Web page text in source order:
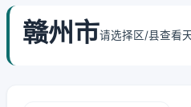
赣州市请选择区/县查看